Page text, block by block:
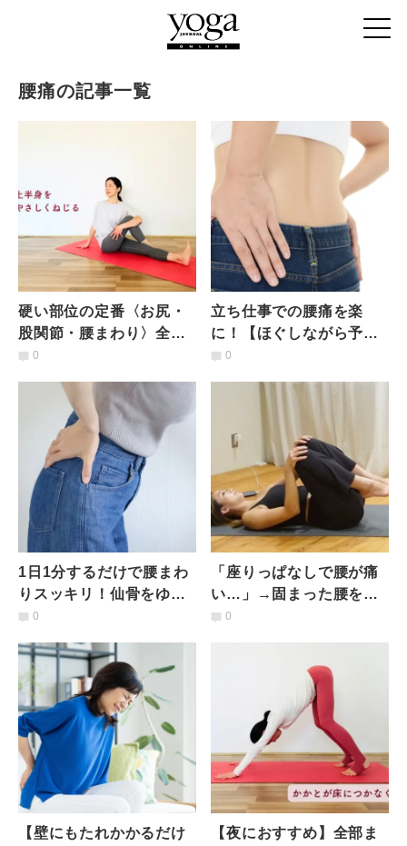
腰痛の記事一覧
硬い部位の定番〈お尻・
股関節・腰まわり〉全部
まとめてほぐして全身ス
0
立ち仕事での腰痛を楽
に！【ほぐしながら予防
もできる】腰まわりをや
レッチ」
0
1日1分するだけで腰まわ
りスッキリ！仙骨をゆる
める〈寝ながらストレッ
0
「座りっぱなしで腰が痛
い…」→固まった腰をや
さしく解放！両膝を抱え
0
【壁にもたれかかるだけ
【夜におすすめ】全部ま